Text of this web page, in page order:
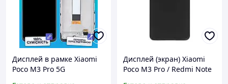
Дисплей в рамке Xiaomi
Poco M3 Pro 5G
Дисплей (экран) Xiaomi
Poco M3 Pro / Redmi Note